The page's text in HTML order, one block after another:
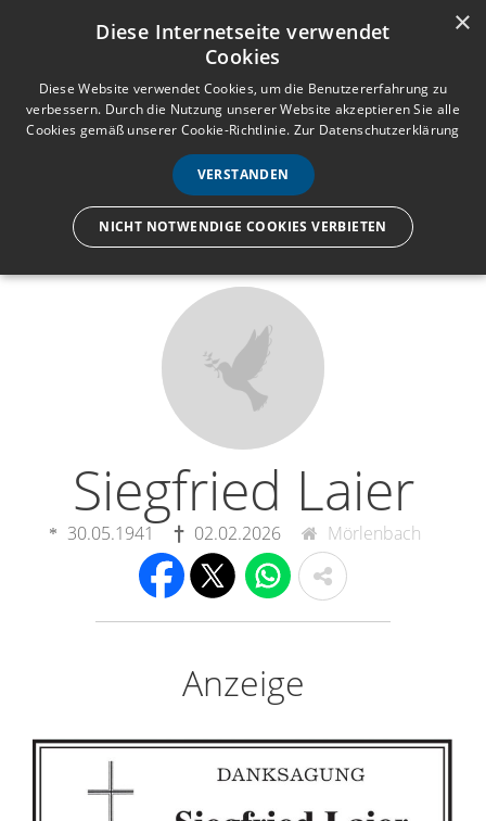
Anmelden Registrieren
e
n
ü
Wir lassen nur die Hand los,
Siegfried Laier
30.05.1941 02.02.2026 Mörlenbach
Anzeige
×
Diese Internetseite verwendet
Cookies
Diese Website verwendet Cookies, um die Benutzererfahrung zu
verbessern. Durch die Nutzung unserer Website akzeptieren Sie alle
Cookies gemäß unserer Cookie-Richtlinie. Zur Datenschutzerklärung
VERSTANDEN
NICHT NOTWENDIGE COOKIES VERBIETEN